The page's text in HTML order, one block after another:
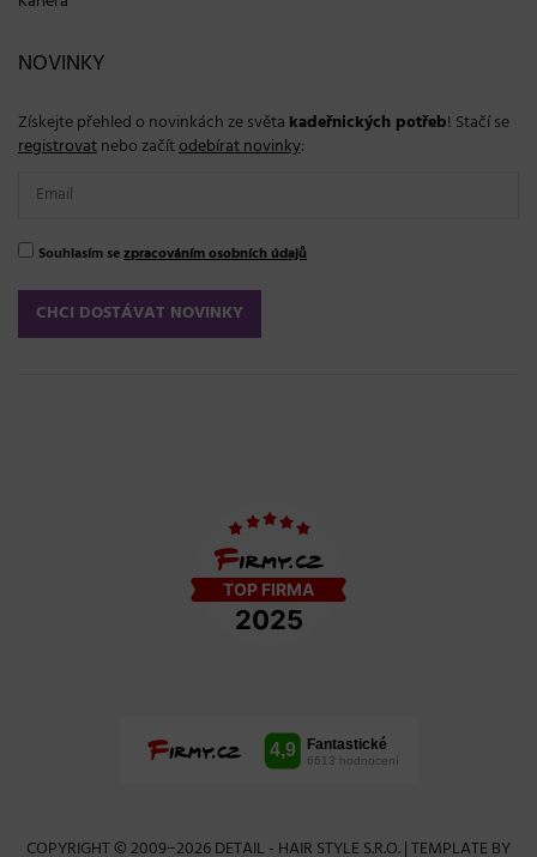
NOVINKY
Získejte přehled o novinkách ze světa kadeřnických potřeb! Stačí se
registrovatnebo začítodebírat novinky:
Souhlasím sezpracováním osobních údajů
COPYRIGHT © 2009−2026 DETAIL - HAIR STYLE S.R.O. | TEMPLATE BY